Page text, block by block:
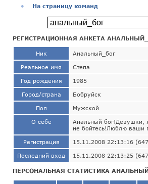
●
На страницу команд
РЕГИСТРАЦИОННАЯ АНКЕТА
Ник Анальный_бог
Реальное имя Степа
Год рождения 1985
Город/страна Бобруйск
Пол Мужской
О себе
Анальный бог!Девушки,
не бойтесь!Люблю ваши
Регистрация 15.11.2008 22:13:16
Последний вход 15.11.2008 22:13:25
ПЕРСОНАЛЬНАЯ СТАТИСТИКА